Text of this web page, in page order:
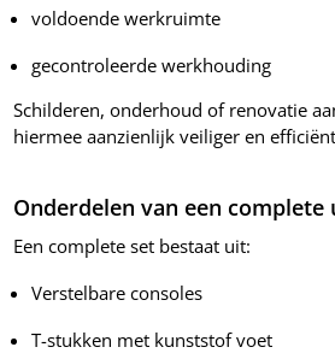
voldoende werkruimte
gecontroleerde werkhouding
Schilderen, onderhoud of renovatie
hiermee aanzienlijk veiliger en
Onderdelen van een
Een complete set bestaat uit:
Verstelbare consoles
T-stukken met kunststof voet